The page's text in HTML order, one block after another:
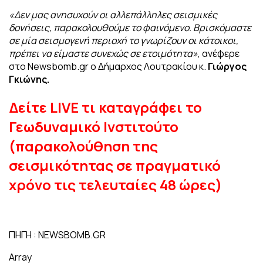
«Δεν μας ανησυχούν οι αλλεπάλληλες σεισμικές
δονήσεις, παρακολουθούμε το φαινόμενο. Βρισκόμαστε
σε μία σεισμογενή περιοχή το γνωρίζουν οι κάτοικοι,
πρέπει να είμαστε συνεχώς σε ετοιμότητα», ανέφερε
στο Newsbomb.gr o Δήμαρχος Λουτρακίου κ. Γιώργος
Γκιώνης.
Δείτε LIVE τι καταγράφει το
Γεωδυναμικό Ινστιτούτο
(παρακολούθηση της
σεισμικότητας σε πραγματικό
χρόνο τις τελευταίες 48 ώρες)
ΠΗΓΗ : NEWSBOMB.GR
Array